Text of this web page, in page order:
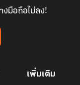
มือถือไม่ลง!
เพิ่มเติม